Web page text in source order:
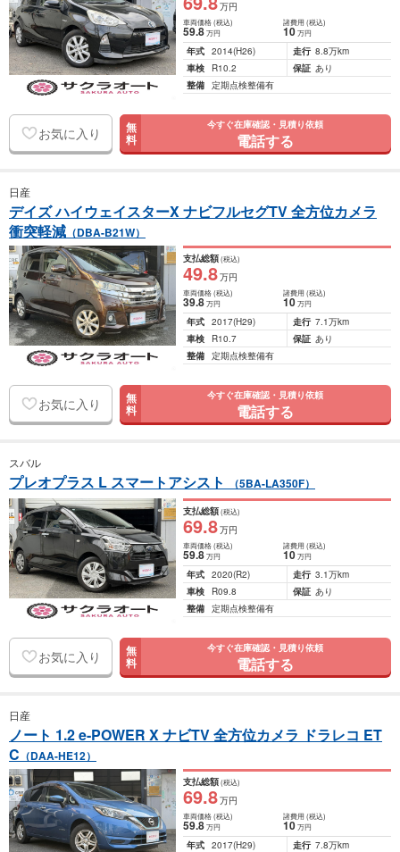
万円
車両価格(税込)
59.8万円
諸費用 (税込)
10 万円
年式 2014(H26) 走行 8.8万km
車検
R10.2 保証 あり
整備 定期点検整備有
お気に入り 無
料
今すぐ在庫確認・見積り依頼
電話する
日産
デイズ ハイウェイスターX ナビフルセグTV 全方位カメラ
衝突軽減 （DBA-B21W）
支払総額(税込)
49.8万円
車両価格(税込)
39.8万円
諸費用 (税込)
10 万円
年式 2017(H29) 走行 7.1万km
車検
R10.7 保証 あり
整備 定期点検整備有
お気に入り 無
料
今すぐ在庫確認・見積り依頼
電話する
スバル
プレオプラス L スマートアシスト （5BA-LA350F）
支払総額(税込)
69.8万円
車両価格(税込)
59.8万円
諸費用 (税込)
10 万円
年式 2020(R2) 走行 3.1万km
車検
R09.8 保証 あり
整備 定期点検整備有
お気に入り 無
料
今すぐ在庫確認・見積り依頼
電話する
日産
ノート 1.2 e-POWER X ナビTV 全方位カメラ ドラレコ ET
C （DAA-HE12）
支払総額(税込)
69.8万円
車両価格(税込)
59.8万円
諸費用 (税込)
10 万円
年式 2017(H29) 走行 7.8万km